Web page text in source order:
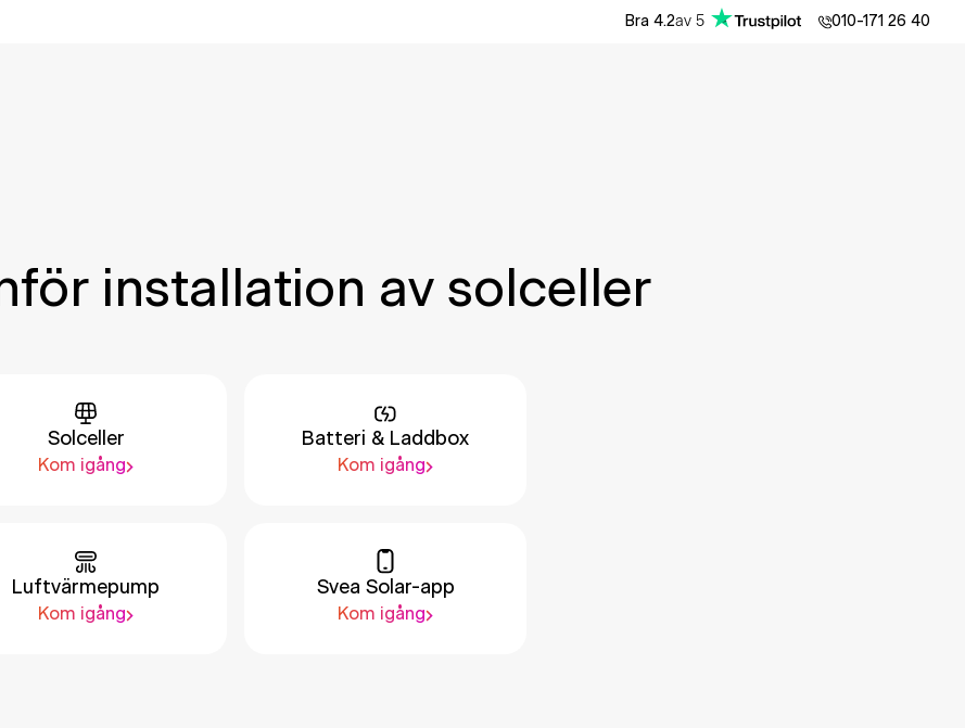
Bra 4.2av 5 010-171 26 40
installation av solceller
Solceller
Kom igång
Batteri & Laddbox
Kom igång
Luftvärmepump
Kom igång
Svea Solar-app
Kom igång